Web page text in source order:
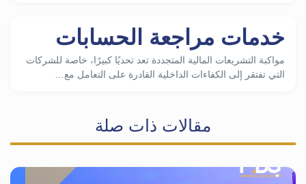
خدمات مراجعة الحسابات
مواكبة التشريعات المالية المتجددة تعد تحديًا كبيرًا، خاصة للشركات
التي تفتقر إلى الكفاءات الداخلية القادرة على التعامل مع…
مقالات ذات صلة